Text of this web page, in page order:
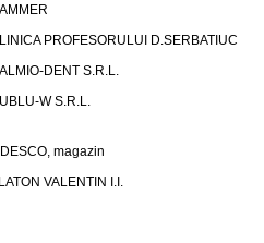
PROFESORULUI D.SERBATIUC
DENT S.R.L.
W S.R.L.
magazin
VALENTIN I.I.